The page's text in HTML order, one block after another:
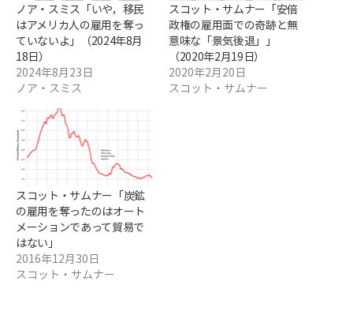
ノア・スミス「いや，移民
はアメリカ人の雇用を奪っ
ていないよ」（2024年8月
18日）
2024年8月23日
ノア・スミス
スコット・サムナー「安倍
政権の雇用面での奇跡と無
意味な「景気後退」」
（2020年2月19日）
2020年2月20日
スコット・サムナー
スコット・サムナー「炭鉱
の雇用を奪ったのはオート
メーションであって貿易で
はない」
2016年12月30日
スコット・サムナー